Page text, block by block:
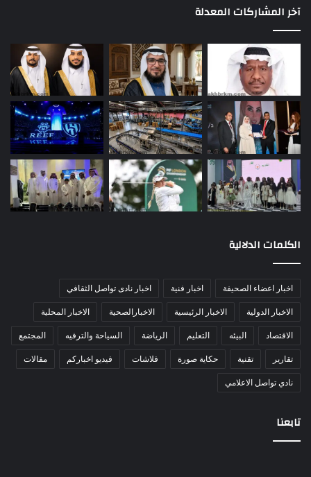
آخر المشاركات المعدلة
الكلمات الدلالية
اخبار اعضاء الصحيفة اخبار فنية اخبار نادى تواصل الثقافي
الاخبار الدولية الاخبار الرئيسية الاخبارالصحية الاخبار المحلية
الاقتصاد البيئه التعليم الرياضة السياحة والترفيه المجتمع
تقارير تقنية حكاية صورة فلاشات فيديو اخباركم مقالات
نادي تواصل الاعلامي
تابعنا